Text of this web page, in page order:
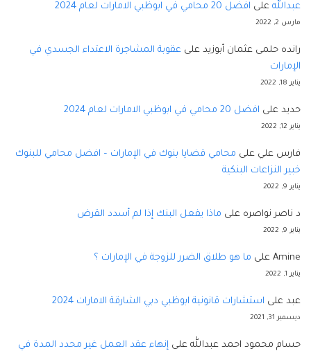
عبدالله على افضل 20 محامي في ابوظبي الامارات لعام 2024
مارس 2, 2022
رانده حلمى عثمان أبوزيد على عقوبة المشاجرة الاعتداء الجسدي في
الإمارات
يناير 18, 2022
حديد على افضل 20 محامي في ابوظبي الامارات لعام 2024
يناير 12, 2022
فارس علي على محامي قضايا بنوك في الإمارات – افضل محامي للبنوك
خبير النزاعات البنكية
يناير 9, 2022
د ناصر نواصره على ماذا يفعل البنك إذا لم أسدد القرض
يناير 9, 2022
Amine على ما هو طلاق الضرر للزوجة في الإمارات ؟
يناير 1, 2022
عبد على استشارات قانونية ابوظبي دبي الشارقة الامارات 2024
ديسمبر 31, 2021
حسام محمود احمد عبدالله على إنهاء عقد العمل غير محدد المدة في